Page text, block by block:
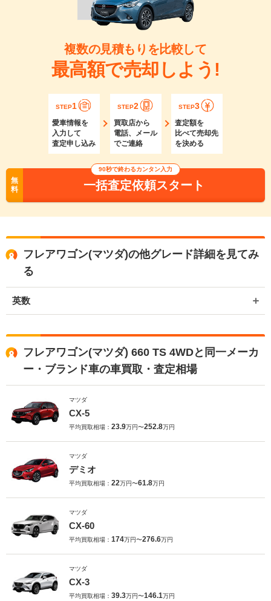
複数の見積もりを比較して
最高額で売却しよう!
STEP1
愛車情報を
入力して
査定申し込み
STEP2
買取店から
電話、メール
でご連絡
STEP3
査定額を
比べて売却先
を決める
無
料
90秒で終わるカンタン入力
一括査定依頼スタート
フレアワゴン(マツダ)の他グレード詳細を見てみ
る
英数
フレアワゴン(マツダ) 660 TS 4WDと同一メーカ
ー・ブランド車の車買取・査定相場
マツダ
CX-5
平均買取相場： 23.9万円〜252.8万円
マツダ
デミオ
平均買取相場： 22万円〜61.8万円
マツダ
CX-60
平均買取相場： 174万円〜276.6万円
マツダ
CX-3
平均買取相場： 39.3万円〜146.1万円